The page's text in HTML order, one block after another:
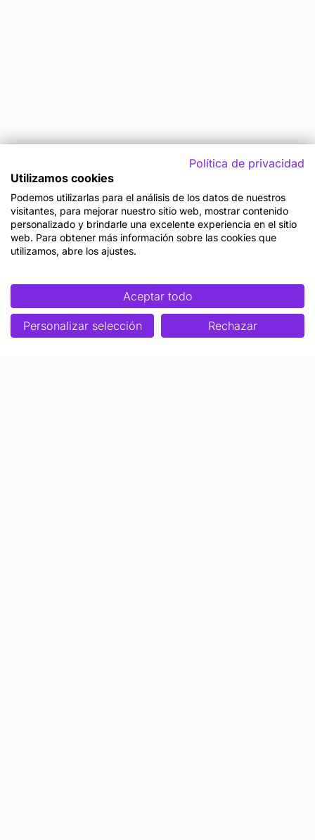
Política de privacidad
Utilizamos cookies
Podemos utilizarlas para el análisis de los datos de nuestros
visitantes, para mejorar nuestro sitio web, mostrar contenido
personalizado y brindarle una excelente experiencia en el sitio
web. Para obtener más información sobre las cookies que
utilizamos, abre los ajustes.
Aceptar todo
Personalizar selección Rechazar